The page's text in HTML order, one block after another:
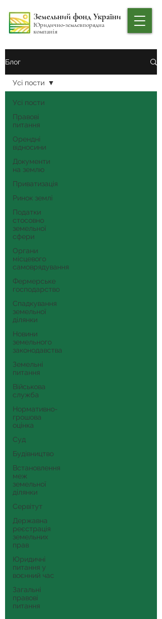
Земельний фонд України
Юридично-землевпорядна
компанія
Блог
Усі пости
Правові
питання
Орендні
відносини
Документи
на землю
Приватизація
Ринок землі
Податки
стосовно
земельної
сфери
Органи
місцевого
самоврядування
Фермерське
господарство
Спадкування
земельної
ділянки
Новини
земельного
законодавства
Земельні
питання
Військова
служба
Нормативно-
грошова
оцінка
Суд
Будівництво
Встановлення
меж
земельної
ділянки
Сервітут
Державна
реєстрація
земельних
прав
Юридичні
питання у
воєнний час
Загальні
правові
питання
Усі пости